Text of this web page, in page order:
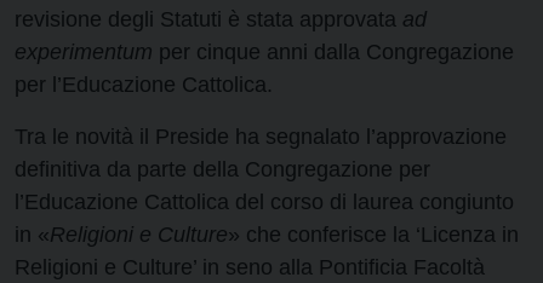
revisione degli Statuti è stata approvata ad
experimentum per cinque anni dalla Congregazione
per l’Educazione Cattolica.
Tra le novità il Preside ha segnalato l’approvazione
definitiva da parte della Congregazione per
l’Educazione Cattolica del corso di laurea congiunto
in «Religioni e Culture» che conferisce la ‘Licenza in
Religioni e Culture’ in seno alla Pontificia Facoltà